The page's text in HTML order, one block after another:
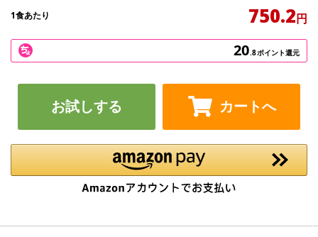
1食あたり 750.2円
20.8ポイント還元
お試しする カートへ